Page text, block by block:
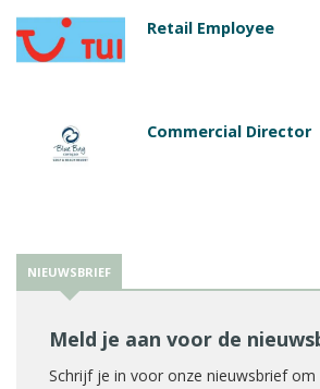
Retail Employee
Commercial Director
NIEUWSBRIEF
Meld je aan voor de
Schrijf je in voor onze nieuwsbrief om